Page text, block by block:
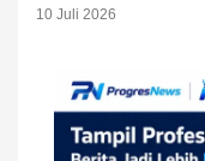
10 Juli 2026